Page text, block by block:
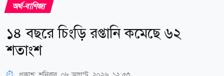
অর্থ-বাণিজ্য
১৪ বছরে চিংড়ি রপ্তানি কমেছে ৬২
শতাংশ